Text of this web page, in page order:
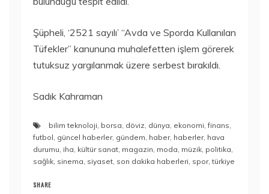
Şüpheli, ‘2521 sayılı’ “Avda ve Sporda Kullanılan
Tüfekler” kanununa muhalefetten işlem görerek
tutuksuz yargılanmak üzere serbest bırakıldı.
Sadık Kahraman
bilim teknoloji, borsa, döviz, dünya, ekonomi,finans,
futbol, güncel haberler, gündem, haber, haberler, hava
durumu, iha, kültür sanat, magazin, moda, müzik, politika,
sağlık, sinema, siyaset, son dakika haberleri, spor,türkiye
SHARE